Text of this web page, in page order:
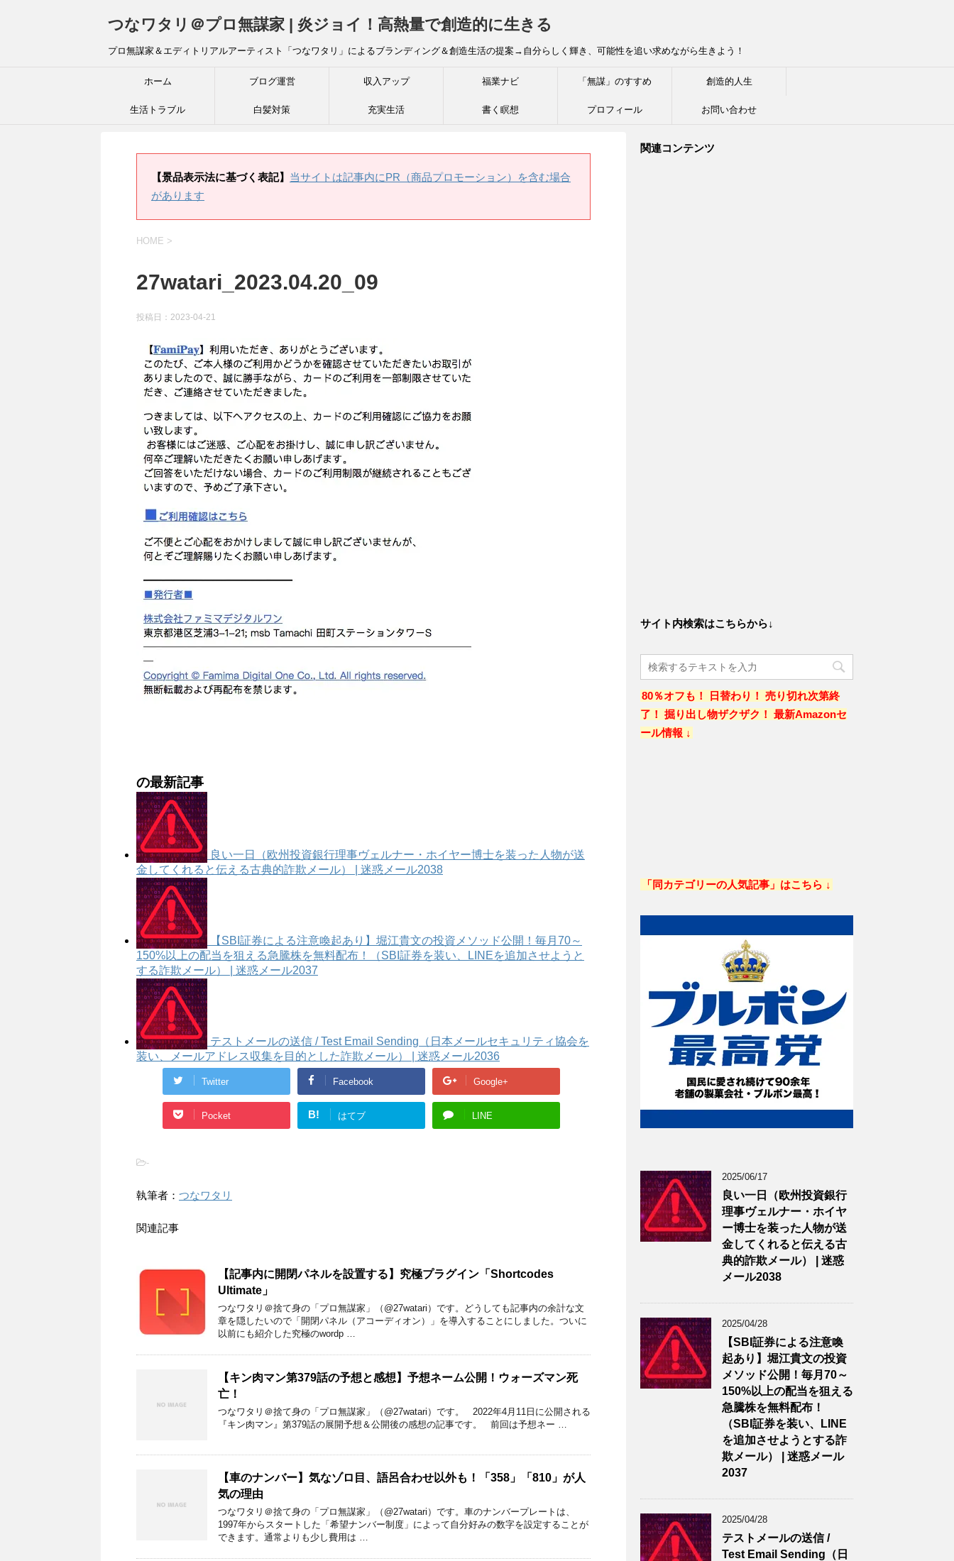
つなワタリ＠プロ無謀家 | 炎ジョイ！高熱量で創造的に生きる
プロ無謀家＆エディトリアルアーティスト「つなワタリ」によるブランディング＆創造生活の提案→自分らしく輝き、可能性を追い求めながら生きよう！
ホーム ブログ運営 収入アップ 福業ナビ 「無謀」のすすめ 創造的人生
生活トラブル 白髪対策 充実生活 書く瞑想 プロフィール お問い合わせ
【景品表示法に基づく表記】 当サイトは記事内にPR（商品プロモーション）を含む場合
があります
HOME >
27watari_2023.04.20_09
投稿日： 2023-04-21
の最新記事
良い一日（欧州投資銀行理事ヴェルナー・ホイヤー博士を装った人物が送
金してくれると伝える古典的詐欺メール） | 迷惑メール2038
【SBI証券による注意喚起あり】堀江貴文の投資メソッド公開！毎月70～
150%以上の配当を狙える急騰株を無料配布！（SBI証券を装い、LINEを追加させようと
する詐欺メール） | 迷惑メール2037
テストメールの送信 / Test Email Sending（日本メールセキュリティ協会を
装い、メールアドレス収集を目的とした詐欺メール） | 迷惑メール2036
Twitter Facebook Google+
Pocket B! はてブ LINE
-
執筆者： つなワタリ
関連記事
【記事内に開閉パネルを設置する】究極プラグイン「Shortcodes
Ultimate」
つなワタリ＠捨て身の「プロ無謀家」（@27watari）です。どうしても記事内の余計な文
章を隠したいので「開閉パネル（アコーディオン）」を導入することにしました。ついに
以前にも紹介した究極のwordp …
【キン肉マン第379話の予想と感想】予想ネーム公開！ウォーズマン死
亡！
つなワタリ＠捨て身の「プロ無謀家」（@27watari）です。 2022年4月11日に公開される
『キン肉マン』第379話の展開予想＆公開後の感想の記事です。 前回は予想ネー …
【車のナンバー】気なゾロ目、語呂合わせ以外も！「358」「810」が人
気の理由
つなワタリ＠捨て身の「プロ無謀家」（@27watari）です。車のナンバープレートは、
1997年からスタートした「希望ナンバー制度」によって自分好みの数字を設定することが
できます。通常よりも少し費用は …
関連コンテンツ
サイト内検索はこちらから↓
80％オフも！ 日替わり！ 売り切れ次第終
了！ 掘り出し物ザクザク！ 最新Amazonセ
ール情報 ↓
「同カテゴリーの人気記事」はこちら ↓
2025/06/17
良い一日（欧州投資銀行
理事ヴェルナー・ホイヤ
ー博士を装った人物が送
金してくれると伝える古
典的詐欺メール） | 迷惑
メール2038
2025/04/28
【SBI証券による注意喚
起あり】堀江貴文の投資
メソッド公開！毎月70～
150%以上の配当を狙える
急騰株を無料配布！
（SBI証券を装い、LINE
を追加させようとする詐
欺メール） | 迷惑メール
2037
2025/04/28
テストメールの送信 /
Test Email Sending（日